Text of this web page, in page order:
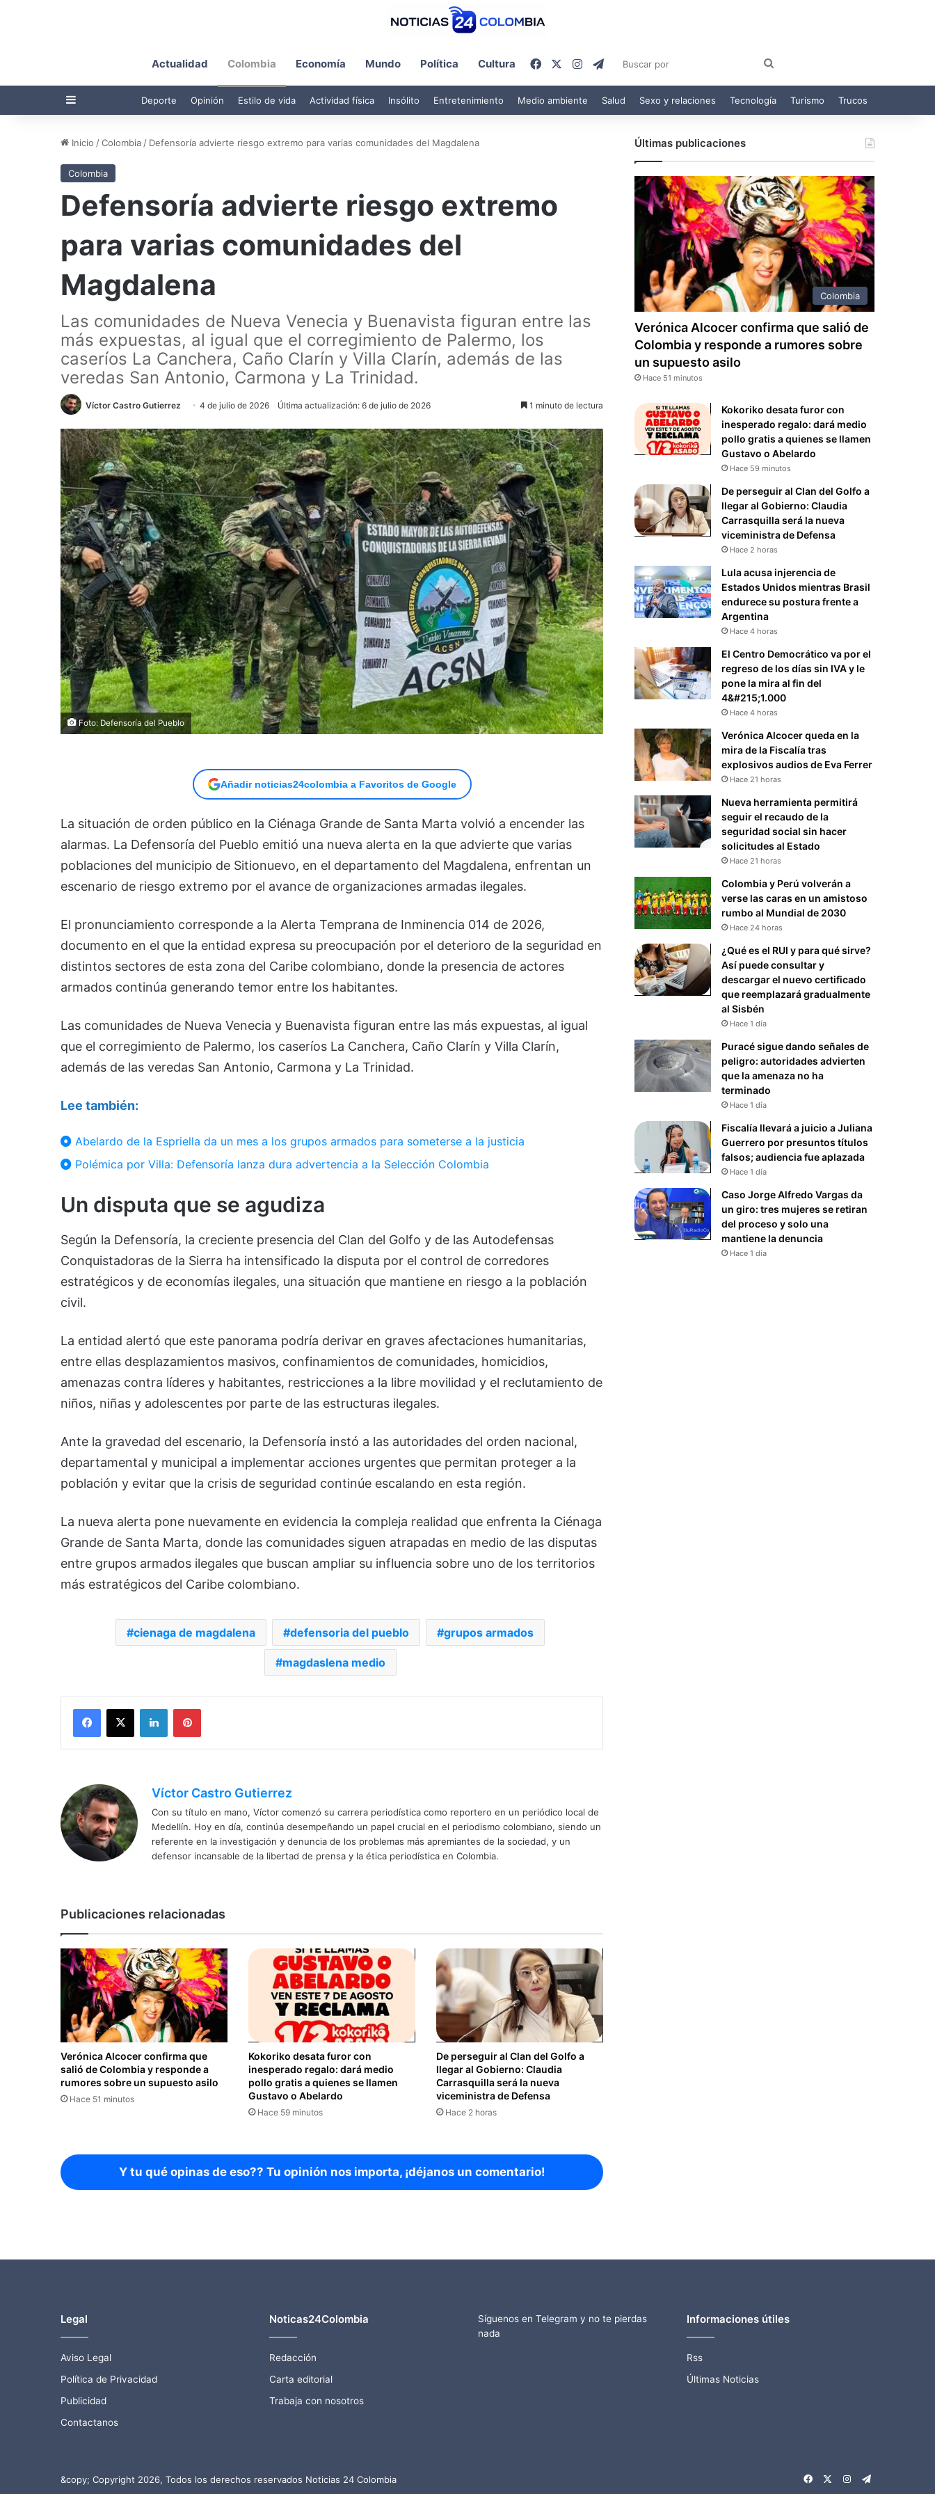
Actualidad Colombia Economía Mundo Política Cultura FacebookInstagram
Telegram
por
Barra lateral Deporte Opinión Estilo de vida Actividad física Insólito Entretenimiento Medio ambiente Salud Sexo y relaciones Tecnología Turismo Trucos
Inicio /Colombia / Defensoría advierte riesgo extremo para varias comunidades del Magdalena
Colombia
Defensoría advierte riesgo extremo
para varias comunidades del
Magdalena
Las comunidades de Nueva Venecia y Buenavista figuran entre las
más expuestas, al igual que el corregimiento de Palermo, los
caseríos La Canchera, Caño Clarín y Villa Clarín, además de las
veredas San Antonio, Carmona y La Trinidad.
Víctor Castro Gutierrez 4 de julio de 2026 Última actualización: 6 de julio de 2026 1 minuto de lectura
Foto: Defensoría del Pueblo
Añadir noticias24colombia a Favoritos de Google
La situación de orden público en la Ciénaga Grande de Santa Marta volvió a encender las
alarmas. La Defensoría del Pueblo emitió una nueva alerta en la que advierte que varias
poblaciones del municipio de Sitionuevo, en el departamento del Magdalena, enfrentan un
escenario de riesgo extremo por el avance de organizaciones armadas ilegales.
El pronunciamiento corresponde a la Alerta Temprana de Inminencia 014 de 2026,
documento en el que la entidad expresa su preocupación por el deterioro de la seguridad en
distintos sectores de esta zona del Caribe colombiano, donde la presencia de actores
armados continúa generando temor entre los habitantes.
Las comunidades de Nueva Venecia y Buenavista figuran entre las más expuestas, al igual
que el corregimiento de Palermo, los caseríos La Canchera, Caño Clarín y Villa Clarín,
además de las veredas San Antonio, Carmona y La Trinidad.
Lee también:
Abelardo de la Espriella da un mes a los grupos armados para someterse a la justicia
Polémica por Villa: Defensoría lanza dura advertencia a la Selección Colombia
Un disputa que se agudiza
Según la Defensoría, la creciente presencia del Clan del Golfo y de las Autodefensas
Conquistadoras de la Sierra ha intensificado la disputa por el control de corredores
estratégicos y de economías ilegales, una situación que mantiene en riesgo a la población
civil.
La entidad alertó que este panorama podría derivar en graves afectaciones humanitarias,
entre ellas desplazamientos masivos, confinamientos de comunidades, homicidios,
amenazas contra líderes y habitantes, restricciones a la libre movilidad y el reclutamiento de
niños, niñas y adolescentes por parte de las estructuras ilegales.
Ante la gravedad del escenario, la Defensoría instó a las autoridades del orden nacional,
departamental y municipal a implementar acciones urgentes que permitan proteger a la
población y evitar que la crisis de seguridad continúe escalando en esta región.
La nueva alerta pone nuevamente en evidencia la compleja realidad que enfrenta la Ciénaga
Grande de Santa Marta, donde las comunidades siguen atrapadas en medio de las disputas
entre grupos armados ilegales que buscan ampliar su influencia sobre uno de los territorios
más estratégicos del Caribe colombiano.
cienaga de magdalena defensoria del pueblo grupos armados
magdaslena medio
Facebook
X LinkedInPinterest
Víctor Castro Gutierrez
Con su título en mano, Víctor comenzó su carrera periodística como reportero en un periódico local de
Medellín. Hoy en día, continúa desempeñando un papel crucial en el periodismo colombiano, siendo un
referente en la investigación y denuncia de los problemas más apremiantes de la sociedad, y un
defensor incansable de la libertad de prensa y la ética periodística en Colombia.
Publicaciones relacionadas
Verónica Alcocer confirma que
salió de Colombia y responde a
rumores sobre un supuesto asilo
Hace 51 minutos
Kokoriko desata furor con
inesperado regalo: dará medio
pollo gratis a quienes se llamen
Gustavo o Abelardo
Hace 59 minutos
De perseguir al Clan del Golfo a
llegar al Gobierno: Claudia
Carrasquilla será la nueva
viceministra de Defensa
Hace 2 horas
Y tu qué opinas de eso?? Tu opinión nos importa, ¡déjanos un comentario!
Últimas publicaciones
Colombia
Verónica Alcocer confirma que salió de
Colombia y responde a rumores sobre
un supuesto asilo
Hace 51 minutos
Kokoriko desata furor con
inesperado regalo: dará medio
pollo gratis a quienes se llamen
Gustavo o Abelardo
Hace 59 minutos
De perseguir al Clan del Golfo a
llegar al Gobierno: Claudia
Carrasquilla será la nueva
viceministra de Defensa
Hace 2 horas
Lula acusa injerencia de
Estados Unidos mientras Brasil
endurece su postura frente a
Argentina
Hace 4 horas
El Centro Democrático va por el
regreso de los días sin IVA y le
pone la mira al fin del
4&#215;1.000
Hace 4 horas
Verónica Alcocer queda en la
mira de la Fiscalía tras
explosivos audios de Eva Ferrer
Hace 21 horas
Nueva herramienta permitirá
seguir el recaudo de la
seguridad social sin hacer
solicitudes al Estado
Hace 21 horas
Colombia y Perú volverán a
verse las caras en un amistoso
rumbo al Mundial de 2030
Hace 24 horas
¿Qué es el RUI y para qué sirve?
Así puede consultar y
descargar el nuevo certificado
que reemplazará gradualmente
al Sisbén
Hace 1 día
Puracé sigue dando señales de
peligro: autoridades advierten
que la amenaza no ha
terminado
Hace 1 día
Fiscalía llevará a juicio a Juliana
Guerrero por presuntos títulos
falsos; audiencia fue aplazada
Hace 1 día
Caso Jorge Alfredo Vargas da
un giro: tres mujeres se retiran
del proceso y solo una
mantiene la denuncia
Hace 1 día
Legal
Aviso Legal
Política de Privacidad
Publicidad
Contactanos
Noticas24Colombia
Redacción
Carta editorial
Trabaja con nosotros
Síguenos en Telegram y no te pierdas
nada
Informaciones útiles
Rss
Últimas Noticias
&copy; Copyright 2026, Todos los derechos reservados Noticias 24 Colombia Facebook
X InstagramTelegram